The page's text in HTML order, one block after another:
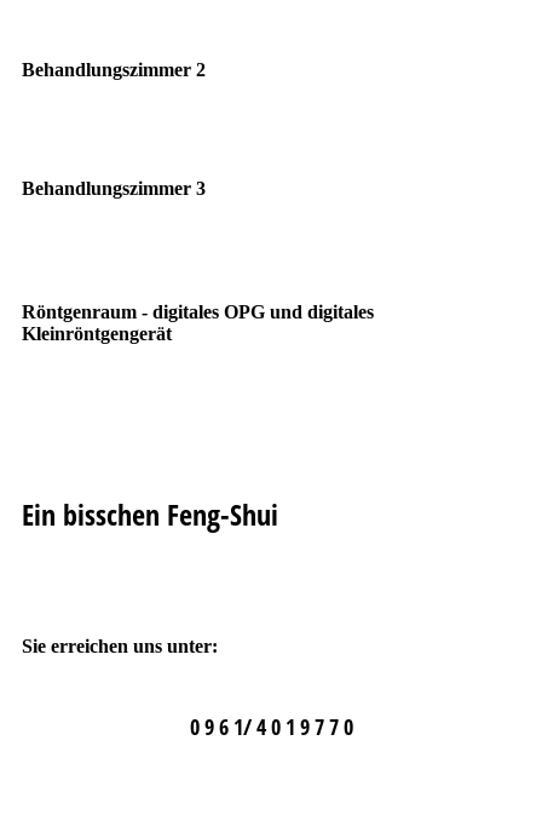
Behandlungszimmer 2
Behandlungszimmer 3
Röntgenraum - digitales OPG und digitales
Kleinröntgengerät
Ein bisschen Feng-Shui
Sie erreichen uns unter:
0 9 6 1/ 4 0 1 9 7 7 0